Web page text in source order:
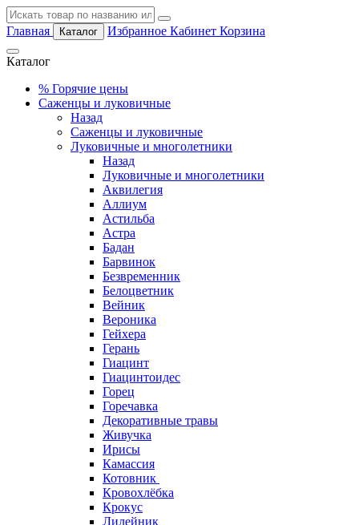
Главная Каталог Избранное Кабинет Корзина
Каталог
% Горячие цены
Саженцы и луковичные
Назад
Саженцы и луковичные
Луковичные и многолетники
Назад
Луковичные и многолетники
Аквилегия
Аллиум
Астильба
Астра
Бадан
Барвинок
Безвременник
Белоцветник
Вейник
Вероника
Гейхера
Герань
Гиацинт
Гиацинтоидес
Горец
Горечавка
Декоративные травы
Живучка
Ирисы
Камассия
Котовник
Кровохлёбка
Крокус
Лилейник